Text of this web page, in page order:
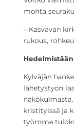
monta
– Kasvavan
rukous,
Kylväjän
lähetystyön
kristityissä ja
työmme